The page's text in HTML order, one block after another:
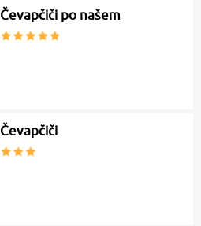
Čevapčiči po našem
Čevapčiči